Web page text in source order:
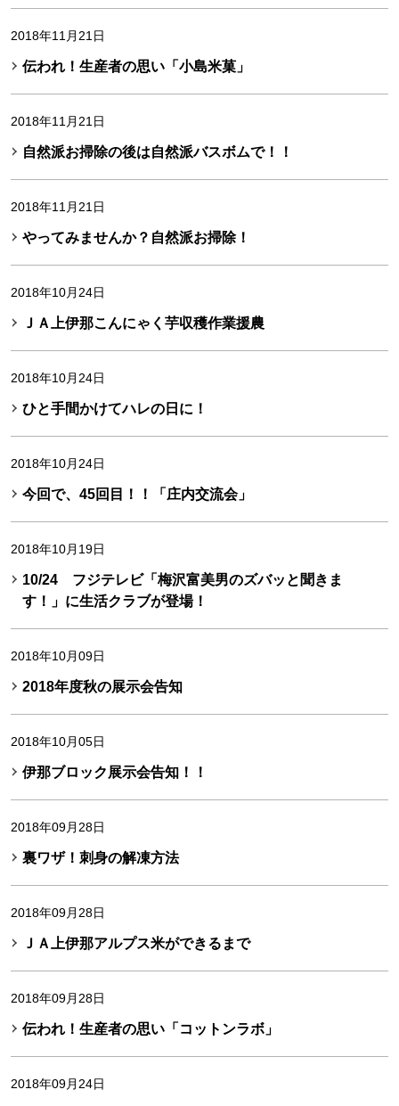
2018年11月21日
伝われ！生産者の思い「小島米菓」
2018年11月21日
自然派お掃除の後は自然派バスボムで！！
2018年11月21日
やってみませんか？自然派お掃除！
2018年10月24日
ＪＡ上伊那こんにゃく芋収穫作業援農
2018年10月24日
ひと手間かけてハレの日に！
2018年10月24日
今回で、45回目！！「庄内交流会」
2018年10月19日
10/24 フジテレビ「梅沢富美男のズバッと聞きま
す！」に生活クラブが登場！
2018年10月09日
2018年度秋の展示会告知
2018年10月05日
伊那ブロック展示会告知！！
2018年09月28日
裏ワザ！刺身の解凍方法
2018年09月28日
ＪＡ上伊那アルプス米ができるまで
2018年09月28日
伝われ！生産者の思い「コットンラボ」
2018年09月24日